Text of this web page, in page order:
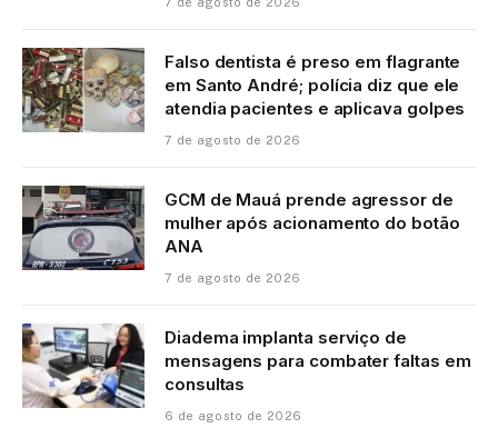
Falso dentista é preso em flagrante
em Santo André; polícia diz que ele
atendia pacientes e aplicava golpes
7 de agosto de 2026
GCM de Mauá prende agressor de
mulher após acionamento do botão
ANA
7 de agosto de 2026
Diadema implanta serviço de
mensagens para combater faltas em
consultas
6 de agosto de 2026